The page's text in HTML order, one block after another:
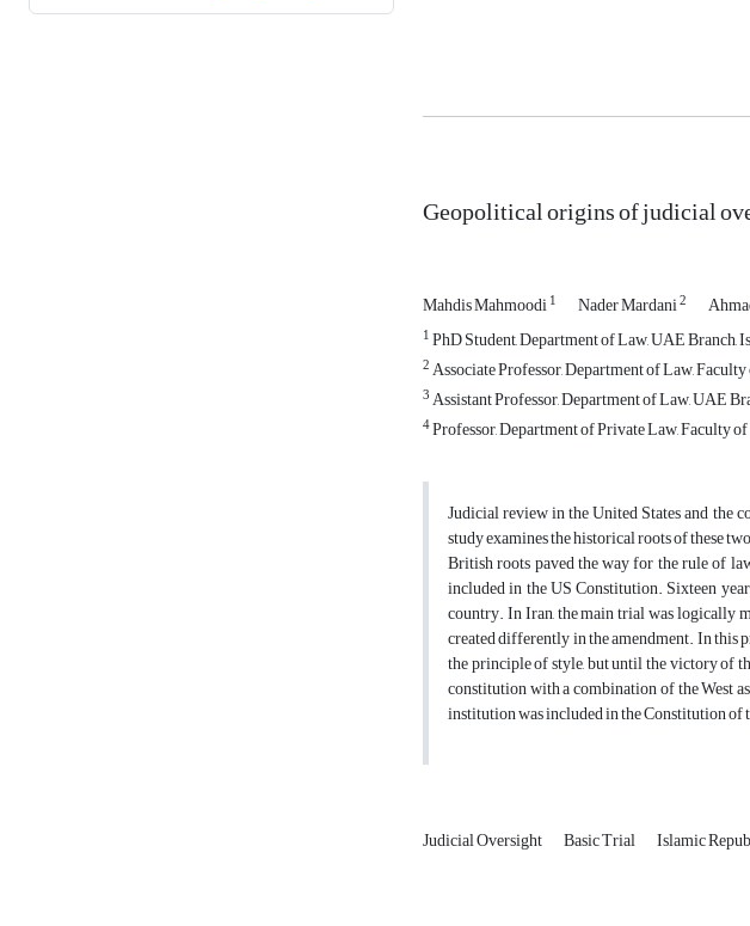
Geopolitical origins of judicial
Mahdis Mahmoodi1 Nader Mardani2
1PhD Student, Department of Law, UAE
2Associate Professor, Department of Law,
3Assistant Professor, Department of Law, UAE
4Professor, Department of Private Law, Faculty
Judicial review in the United States and the
study examines the historical roots of these
British roots paved the way for the rule of
included in the US Constitution. Sixteen
country. In Iran, the main trial was logically
created differently in the amendment. In this
the principle of style, but until the victory of
constitution with a combination of the West
institution was included in the Constitution
Judicial Oversight Basic Trial Islamic